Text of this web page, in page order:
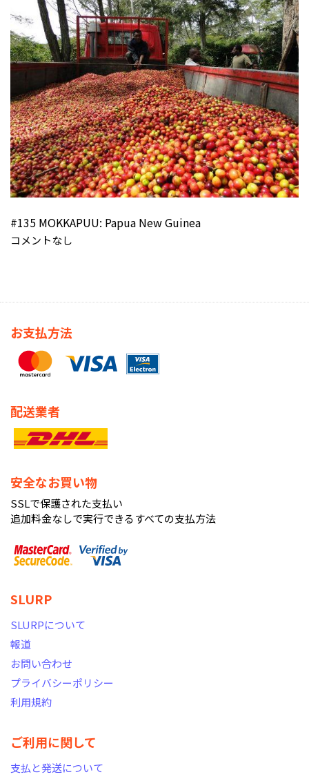
#135 MOKKAPUU: Papua New Guinea
コメントなし
お支払方法
配送業者
安全なお買い物
SSLで保護された支払い
追加料金なしで実行できるすべての支払方法
SLURP
SLURPについて
報道
お問い合わせ
プライバシーポリシー
利用規約
ご利用に関して
支払と発送について